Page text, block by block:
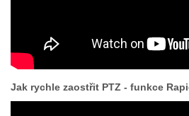
Jak rychle zaostřit PTZ - funkce